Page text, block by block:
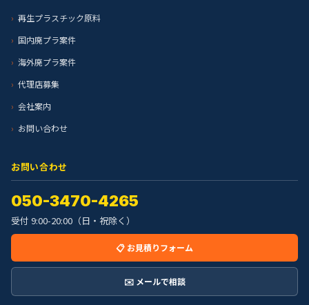
再生プラスチック原料
国内廃プラ案件
海外廃プラ案件
代理店募集
会社案内
お問い合わせ
お問い合わせ
050-3470-4265
受付 9:00-20:00（日・祝除く）
📋 お見積りフォーム
✉️ メールで相談